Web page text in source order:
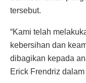
tersebut.
“Kami telah
kebersihan dan
dibagikan kepada
Erick Frendriz